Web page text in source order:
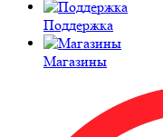
Поддержка
Магазины